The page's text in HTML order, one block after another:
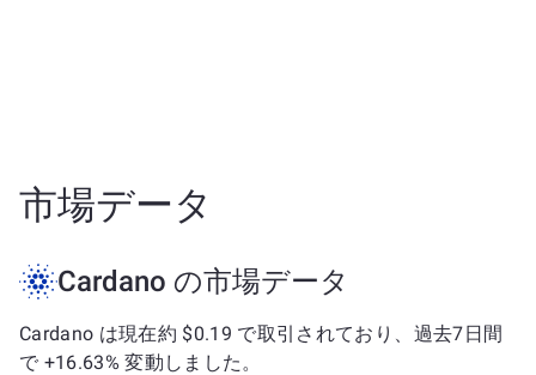
市場データ
Cardano の市場データ
Cardano は現在約 $0.19 で取引されており、過去7日間
で +16.63% 変動しました。